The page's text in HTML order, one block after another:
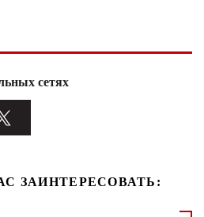
сетях
ЗАИНТЕРЕСОВАТЬ: